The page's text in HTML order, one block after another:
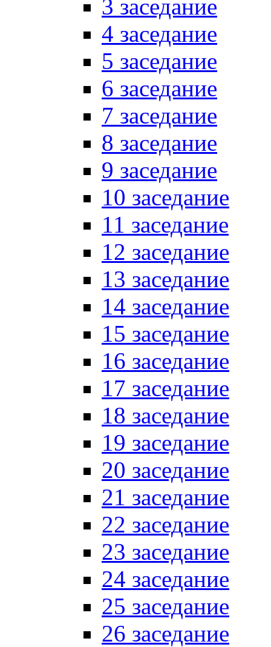
3 заседание
4 заседание
5 заседание
6 заседание
7 заседание
8 заседание
9 заседание
10 заседание
11 заседание
12 заседание
13 заседание
14 заседание
15 заседание
16 заседание
17 заседание
18 заседание
19 заседание
20 заседание
21 заседание
22 заседание
23 заседание
24 заседание
25 заседание
26 заседание